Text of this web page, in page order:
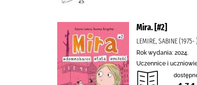
Mira. [#2]
LEMIRE, SABINE
Rok wydania: 2024.
Uczennice i